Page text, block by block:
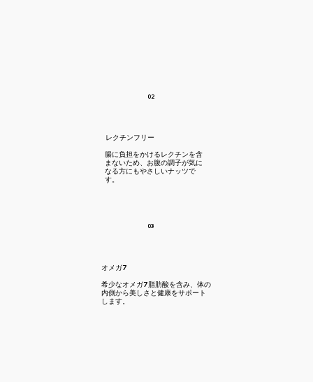
02
​レクチンフリー
​腸に負担をかけるレクチンを含
まないため、お腹の調子が気に
なる方にもやさしいナッツで
す。
03
​オメガ7
​希少なオメガ7脂肪酸を含み、体の
内側から美しさと健康をサポート
します。